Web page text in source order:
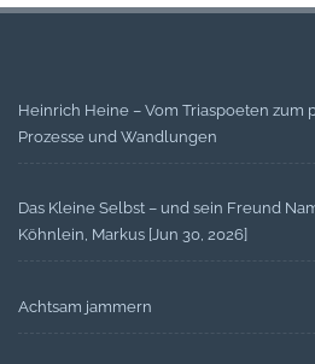
Heinrich Heine – Vom Triaspoeten zum
Prozesse und Wandlungen
Das Kleine Selbst – und sein Freund
Köhnlein, Markus [Jun 30, 2026]
Achtsam jammern